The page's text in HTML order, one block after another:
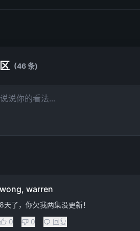
(46 条)
wong, warren
8天了，你欠我两集没更新！
0
0 回复